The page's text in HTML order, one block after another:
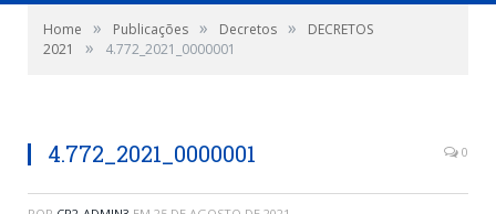
Home » Publicações » Decretos »
DECRETOS
2021
» 4.772_2021_0000001
4.772_2021_0000001 0